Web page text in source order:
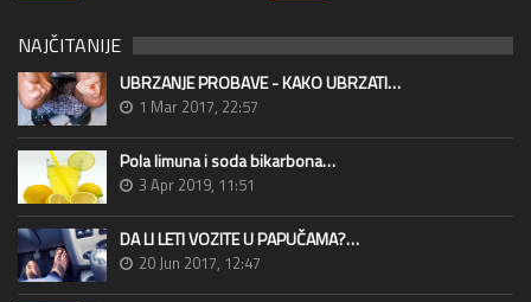
NAJČITANIJE
UBRZANJE PROBAVE - KAKO UBRZATI…
1 Mar 2017, 22:57
Pola limuna i soda bikarbona…
3 Apr 2019, 11:51
DA LI LETI VOZITE U PAPUČAMA?…
20 Jun 2017, 12:47